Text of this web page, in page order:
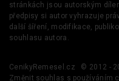
stránkách jsou autorským
předpisy si autor vyhrazuje
další šíření, modifikace,
souhlasu autora.
CenikyRemesel.cz © 2012 -
Změnit souhlas s používáním